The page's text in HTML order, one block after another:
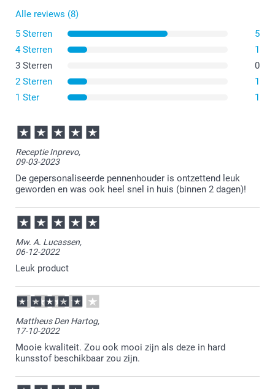
Alle reviews (8)
5 Sterren
5
4 Sterren
1
3 Sterren
0
2 Sterren
1
1 Ster
1
Receptie Inprevo,
09-03-2023
De gepersonaliseerde pennenhouder is ontzettend leuk
geworden en was ook heel snel in huis (binnen 2 dagen)!
Mw. A. Lucassen,
06-12-2022
Leuk product
Mattheus Den Hartog,
17-10-2022
Mooie kwaliteit. Zou ook mooi zijn als deze in hard
kunsstof beschikbaar zou zijn.